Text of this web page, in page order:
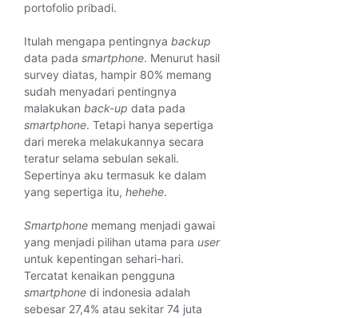
portofolio pribadi.
Itulah mengapa pentingnya backup
data pada smartphone. Menurut hasil
survey diatas, hampir 80% memang
sudah menyadari pentingnya
malakukan back-up data pada
smartphone. Tetapi hanya sepertiga
dari mereka melakukannya secara
teratur selama sebulan sekali.
Sepertinya aku termasuk ke dalam
yang sepertiga itu, hehehe.
Smartphone memang menjadi gawai
yang menjadi pilihan utama para user
untuk kepentingan sehari-hari.
Tercatat kenaikan pengguna
smartphone di indonesia adalah
sebesar 27,4% atau sekitar 74 juta